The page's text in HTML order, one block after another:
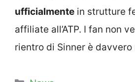
ufficialmente in strutture
affiliate all’ATP. I fan non
rientro di Sinner è